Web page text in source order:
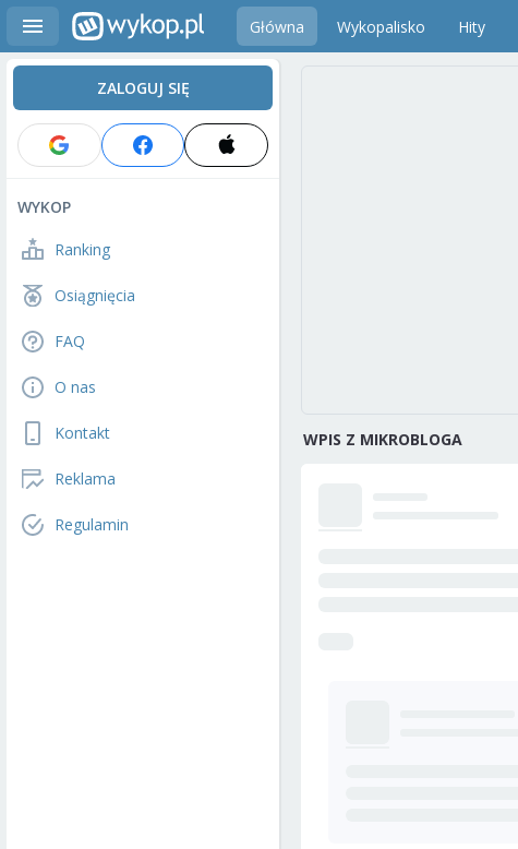
Główna Wykopalisko Hity
ZALOGUJ SIĘ
WYKOP
Ranking
Osiągnięcia
FAQ
O nas
Kontakt
Reklama
Regulamin
WPIS Z MIKROBLOGA